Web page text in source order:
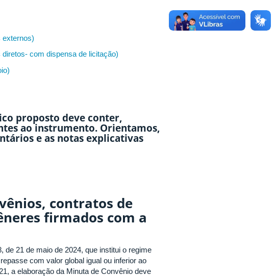
externos)
com dispensa de licitação)
proposto deve conter,
ao instrumento. Orientamos,
e as notas explicativas
contratos de
firmados com a
21 de maio de 2024, que institui o regime
com valor global igual ou inferior ao
a elaboração da Minuta de Convênio deve